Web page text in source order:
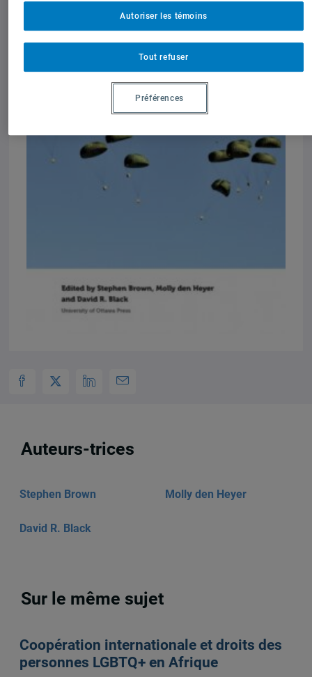
Auteurs-trices
Stephen Brown Molly den Heyer
David R. Black
Sur le même sujet
Coopération internationale et droits des
personnes LGBTQ+ en Afrique
Tout refuser
Autoriser les témoins
Préférences